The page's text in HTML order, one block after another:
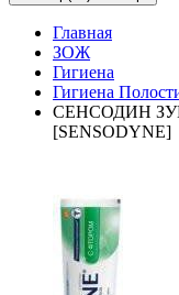
Главная
ЗОЖ
Гигиена
Гигиена
СЕНСОДИН
[SENSODYNE]